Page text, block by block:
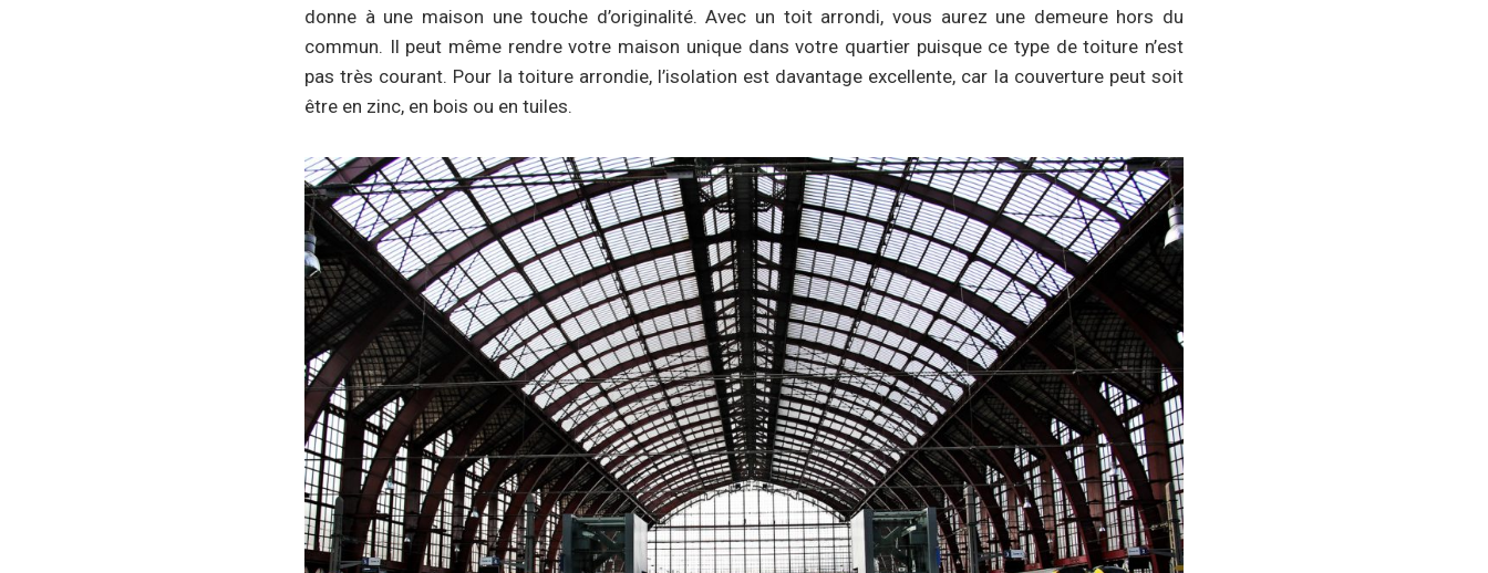
donne à une maison une touche d’originalité. Avec un toit arrondi, vous aurez une demeure hors du
commun. Il peut même rendre votre maison unique dans votre quartier puisque ce type de toiture n’est
pas très courant. Pour la toiture arrondie, l’isolation est davantage excellente, car la couverture peut soit
être en zinc, en bois ou en tuiles.